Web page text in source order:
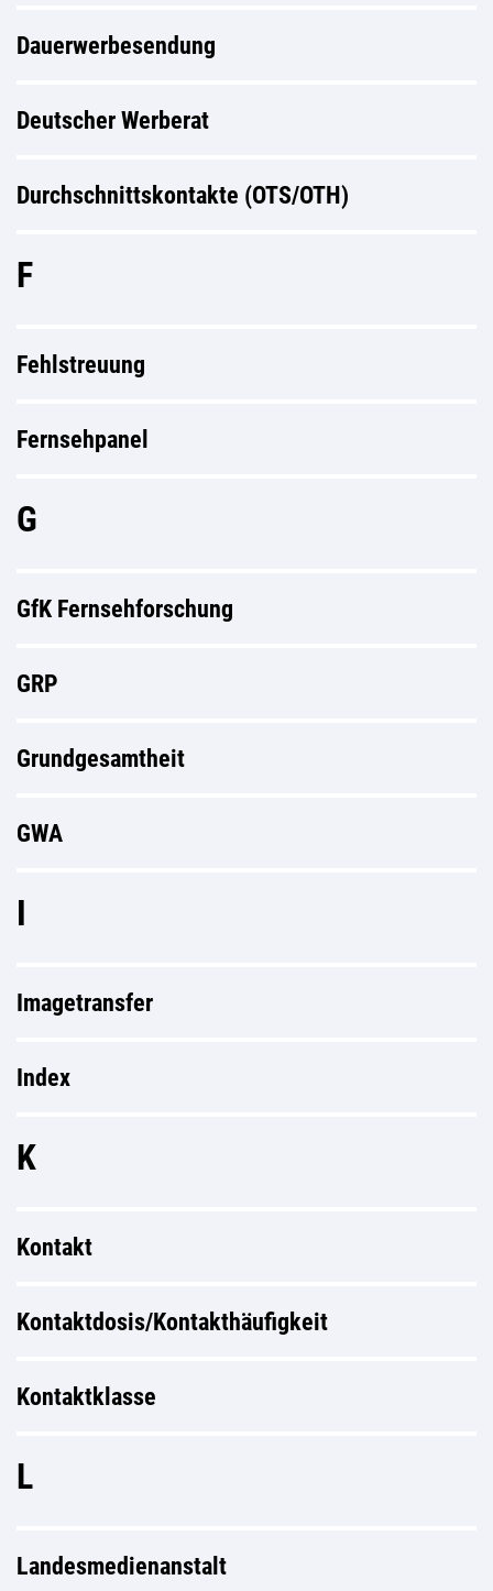
Dauerwerbesendung
Deutscher Werberat
Durchschnittskontakte (OTS/OTH)
F
Fehlstreuung
Fernsehpanel
G
GfK Fernsehforschung
GRP
Grundgesamtheit
GWA
I
Imagetransfer
Index
K
Kontakt
Kontaktdosis/Kontakthäufigkeit
Kontaktklasse
L
Landesmedienanstalt